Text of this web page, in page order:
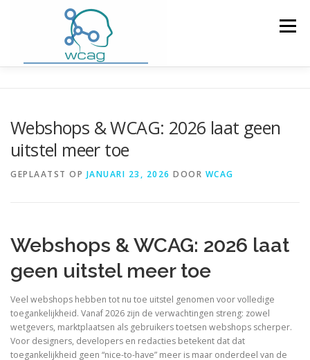
Menu
WCAG CHECKER / VALIDATOR
Webshops & WCAG: 2026 laat geen
uitstel meer toe
GEPLAATST OP JANUARI 23, 2026 DOOR WCAG
Webshops & WCAG: 2026 laat
geen uitstel meer toe
Veel webshops hebben tot nu toe uitstel genomen voor volledige
toegankelijkheid. Vanaf 2026 zijn de verwachtingen streng: zowel
wetgevers, marktplaatsen als gebruikers toetsen webshops scherper.
Voor designers, developers en redacties betekent dat dat
toegankelijkheid geen “nice-to-have” meer is maar onderdeel van de